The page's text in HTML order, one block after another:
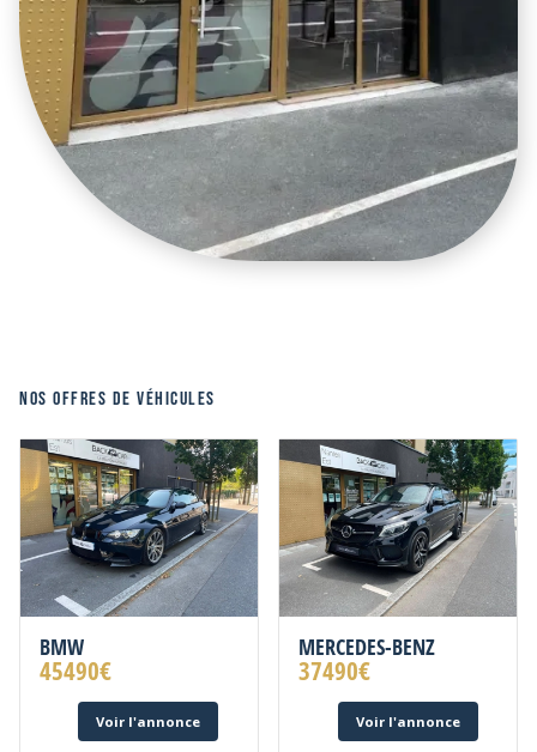
NOS OFFRES DE VÉHICULES
BMW
45490€
Voir l'annonce
MERCEDES-BENZ
37490€
Voir l'annonce